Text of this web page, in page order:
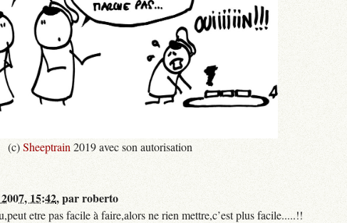
(c)Sheeptrain 2019 avec son autorisation
15:42,parroberto
etre pas facile à faire,alors ne rien mettre,c’est plus facile.....!!